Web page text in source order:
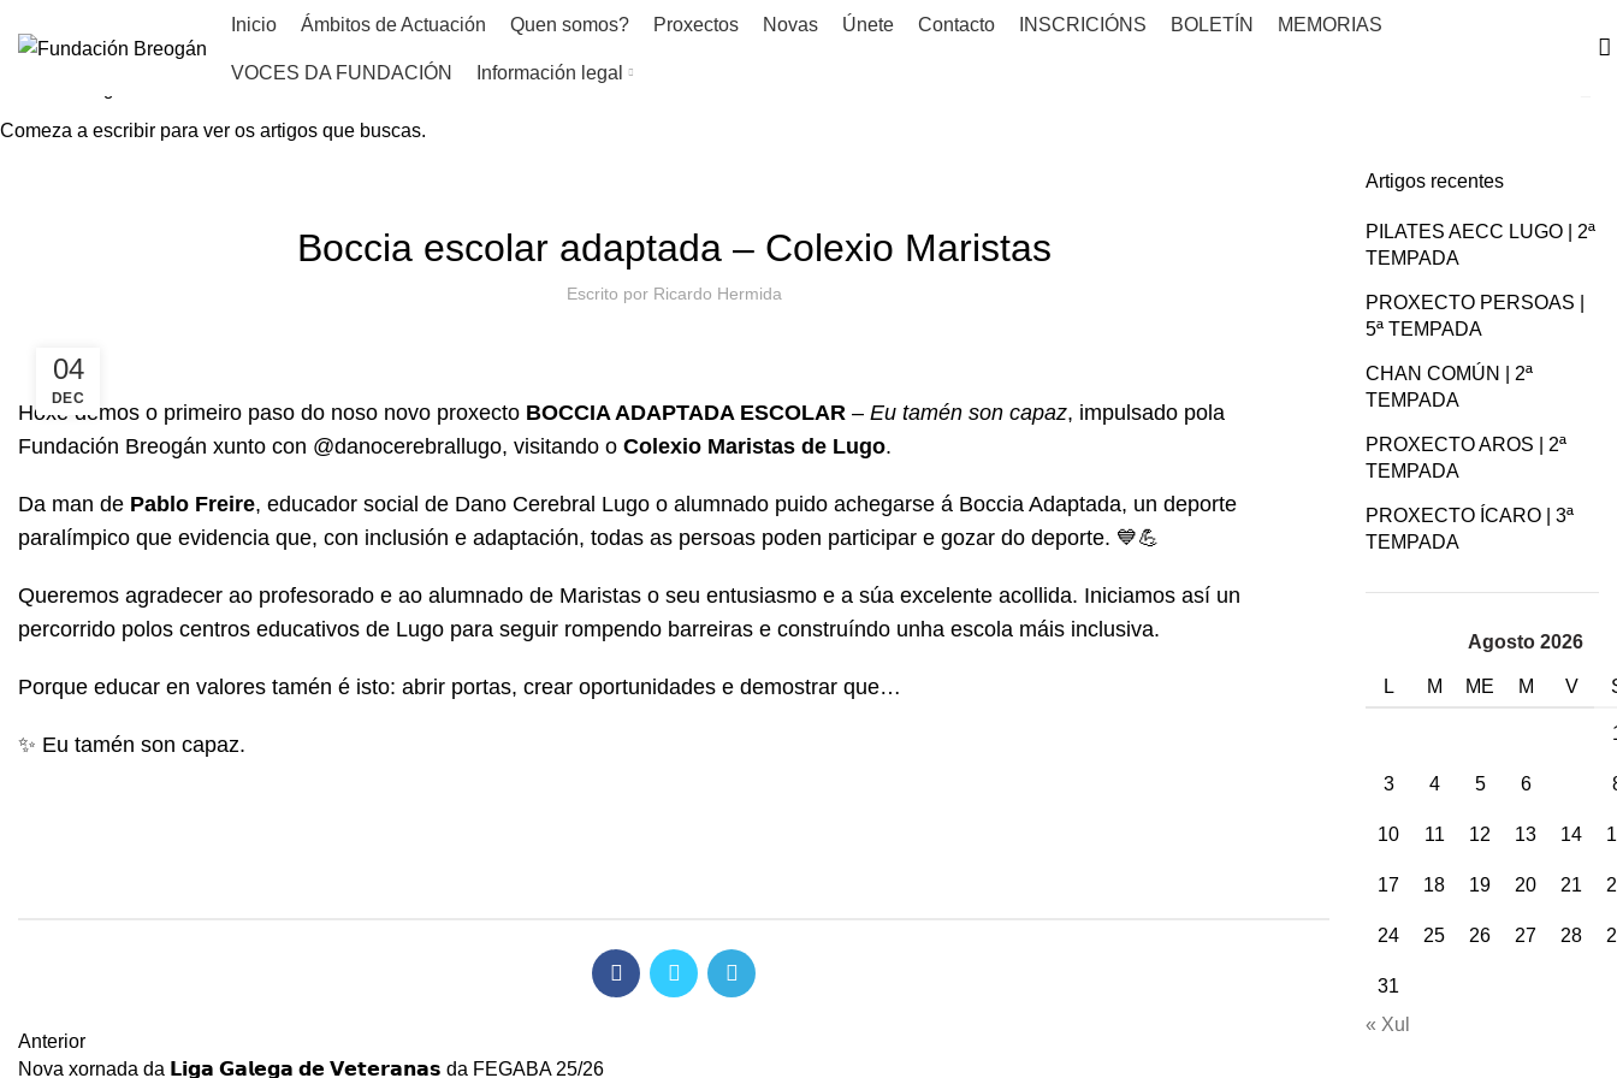
Inicio Ámbitos de Actuación Quen somos? Proxectos Novas Únete Contacto INSCRICIÓNS BOLETÍN MEMORIAS
VOCES DA FUNDACIÓN Información legal
Boccia escolar adaptada – Colexio Maristas
Escrito por Ricardo Hermida
04
DEC
Hoxe demos o primeiro paso do noso novo proxecto BOCCIA ADAPTADA ESCOLAR – Eu tamén son capaz, impulsado pola
Fundación Breogán xunto con @danocerebrallugo, visitando o Colexio Maristas de Lugo.
Da man de Pablo Freire, educador social de Dano Cerebral Lugo o alumnado puido achegarse á Boccia Adaptada, un deporte
paralímpico que evidencia que, con inclusión e adaptación, todas as persoas poden participar e gozar do deporte. 💙💪
Queremos agradecer ao profesorado e ao alumnado de Maristas o seu entusiasmo e a súa excelente acollida. Iniciamos así un
percorrido polos centros educativos de Lugo para seguir rompendo barreiras e construíndo unha escola máis inclusiva.
Porque educar en valores tamén é isto: abrir portas, crear oportunidades e demostrar que…
✨ Eu tamén son capaz.
Anterior
Nova xornada da 𝗟𝗶𝗴𝗮 𝗚𝗮𝗹𝗲𝗴𝗮 𝗱𝗲 𝗩𝗲𝘁𝗲𝗿𝗮𝗻𝗮𝘀 da FEGABA 25/26
Artigos recentes
PILATES AECC LUGO | 2ª
TEMPADA
PROXECTO PERSOAS |
5ª TEMPADA
CHAN COMÚN | 2ª
TEMPADA
PROXECTO AROS | 2ª
TEMPADA
PROXECTO ÍCARO | 3ª
TEMPADA
Agosto 2026
L M ME M V
3 4 5 6
10 11 12 13 14
17 18 19 20 21
24 25 26 27 28
31
« Xul
Comeza a escribir para ver os artigos que buscas.